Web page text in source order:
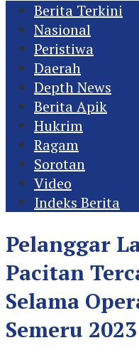
Berita Terkini
Nasional
Peristiwa
Daerah
Depth News
Berita Apik
Hukrim
Ragam
Sorotan
Video
Indeks Berita
Pelanggar
Pacitan
Selama
Semeru 2023